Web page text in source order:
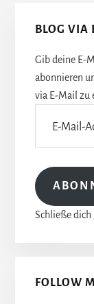
BLOG VIA
Gib deine E-
abonnieren
via E-Mail zu
Mail-
Adresse
Schließe dich
FOLLOW